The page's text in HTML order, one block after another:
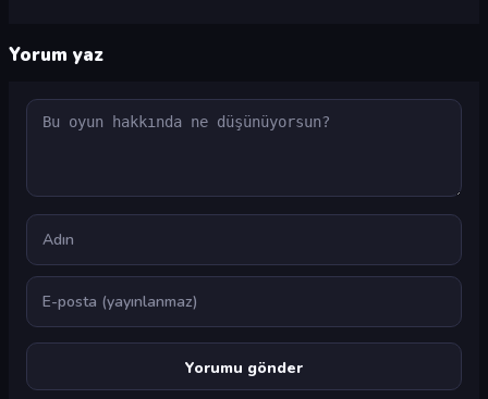
Yorum yaz
Yorum
Ad
E-posta